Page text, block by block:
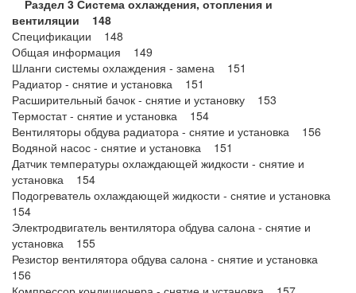
Раздел 3 Система охлаждения, отопления и
вентиляции 148
Спецификации 148
Общая информация 149
Шланги системы охлаждения - замена 151
Радиатор - снятие и установка 151
Расширительный бачок - снятие и установку 153
Термостат - снятие и установка 154
Вентиляторы обдува радиатора - снятие и установка 156
Водяной насос - снятие и установка 151
Датчик температуры охлаждающей жидкости - снятие и
установка 154
Подогреватель охлаждающей жидкости - снятие и установка
154
Электродвигатель вентилятора обдува салона - снятие и
установка 155
Резистор вентилятора обдува салона - снятие и установка
156